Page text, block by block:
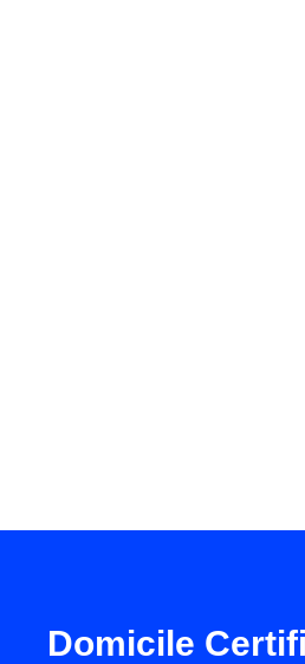
Domicile